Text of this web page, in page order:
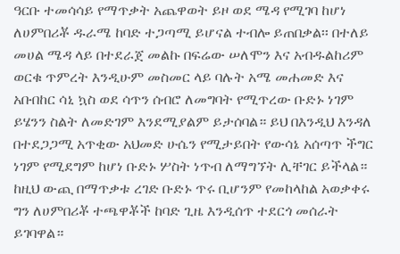
ዓርቡ ተመሳሳይ የማጥቃት አጨዋወት ይዞ ወደ ሜዳ የሚገባ ከሆነ
ለሀምበሪቾ ዱራሜ ከባድ ተጋጣሚ ይሆናል ተብሎ ይጠበቃል፡፡ በተለይ
መሀል ሜዳ ላይ በተደራጀ መልኩ በፍሬው ሠለሞን እና አብዱልከሪም
ወርቁ ጥምረት እንዲሁም መስመር ላይ ባሉት አሜ መሐመድ እና
አቡበከር ሳኒ ኳስ ወደ ሳጥን ሰብሮ ለመግባት የሚጥረው ቡድኑ ነገም
ይሄንን ስልት ለመድገም እንደሚያልም ይታሰባል። ይህ በእንዲህ እንዳለ
በተደጋጋሚ አጥቂው አህመድ ሁሴን የሚታይበት የውሳኔ አሰጣጥ ችግር
ነገም የሚደግም ከሆነ ቡድኑ ሦስት ነጥብ ለማግኘት ሊቸገር ይችላል።
ከዚህ ውጪ በማጥቃቱ ረገድ ቡድኑ ጥሩ ቢሆንም የመከላከል አወቃቀሩ
ግን ለሀምበሪቾ ተጫዋቾች ከባድ ጊዜ እንዲሰጥ ተደርጎ መሰራት
ይገባዋል።